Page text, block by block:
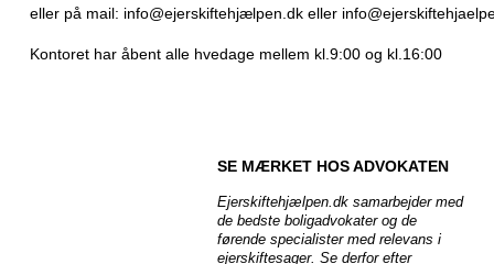
eller på mail: info@ejerskiftehjælpen.dk eller
Kontoret har åbent alle hvedage mellem kl.9:00 og kl.16:00
SE MÆRKET HOS ADVOKATEN
Ejerskiftehjælpen.dk samarbejder med
de bedste boligadvokater og de
førende specialister med relevans i
ejerskiftesager. Se derfor efter